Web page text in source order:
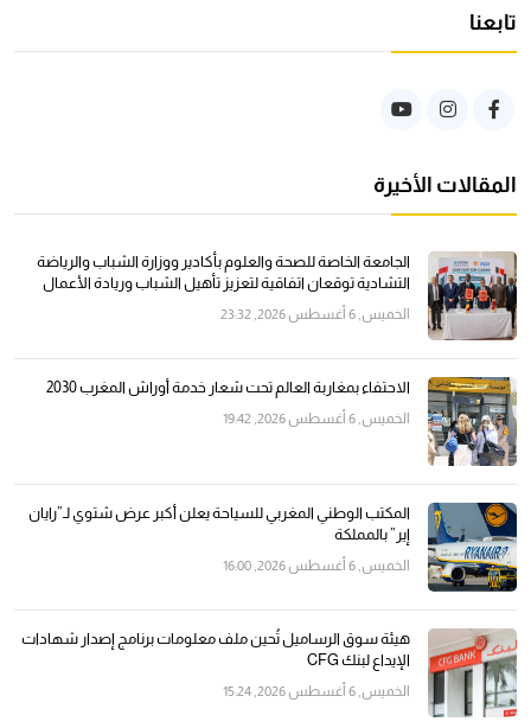
تابعنا
المقالات الأخيرة
الجامعة الخاصة للصحة والعلوم بأكادير ووزارة الشباب والرياضة
التشادية توقعان اتفاقية لتعزيز تأهيل الشباب وريادة الأعمال
الخميس, 6 أغسطس 2026, 23:32
الاحتفاء بمغاربة العالم تحت شعار خدمة أوراش المغرب 2030
الخميس, 6 أغسطس 2026, 19:42
المكتب الوطني المغربي للسياحة يعلن أكبر عرض شتوي لـ”رايان
إير” بالمملكة
الخميس, 6 أغسطس 2026, 16:00
هيئة سوق الرساميل تُحين ملف معلومات برنامج إصدار شهادات
الإيداع لبنك CFG
الخميس, 6 أغسطس 2026, 15:24